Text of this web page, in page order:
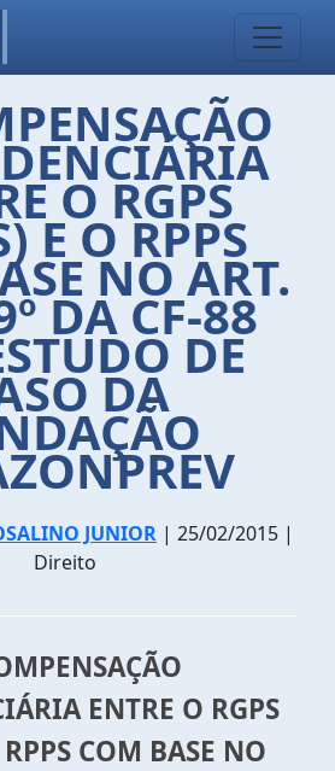
O RGPS
E O RPPS
NO ART.
DA CF-88 
DE
DA
JUNIOR | 25/02/2015 |
Direito
ENTRE O RGPS
COM BASE NO